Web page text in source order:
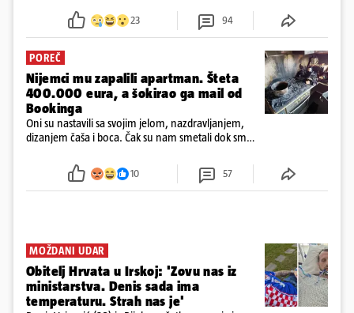
23 94
POREČ
Nijemci mu zapalili apartman. Šteta
400.000 eura, a šokirao ga mail od
Bookinga
Oni su nastavili sa svojim jelom, nazdravljanjem,
dizanjem čaša i boca. Čak su nam smetali dok smo
požar, rekao je vlasnik
10 57
MOŽDANI UDAR
Obitelj Hrvata u Irskoj: 'Zovu nas iz
ministarstva. Denis sada ima
temperaturu. Strah nas je'